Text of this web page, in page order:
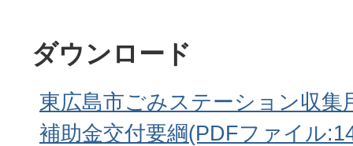
ダウンロード
東広島市ごみステーション収集
補助金交付要綱(PDFファイル